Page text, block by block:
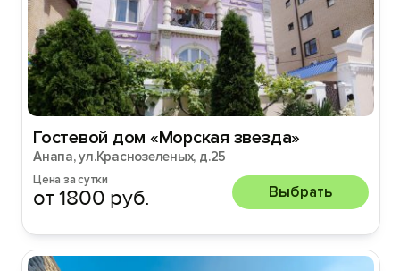
Гостевой дом «Морская звезда»
Анапа, ул.Краснозеленых, д.25
Цена за сутки
от 1800 руб. Выбрать